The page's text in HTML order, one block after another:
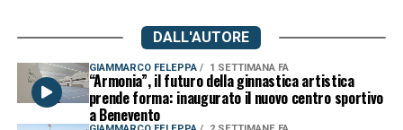
DALL'AUTORE
GIAMMARCO FELEPPA 1 SETTIMANA FA
“Armonia”, il futuro della ginnastica artistica
prende forma: inaugurato il nuovo centro sportivo
a Benevento